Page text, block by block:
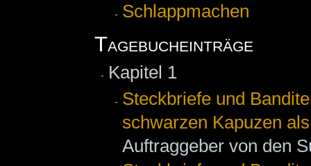
Schlappmachen
Tagebucheinträge
Kapitel 1
Steckbriefe und
schwarzen Kapuzen
Auftraggeber von den